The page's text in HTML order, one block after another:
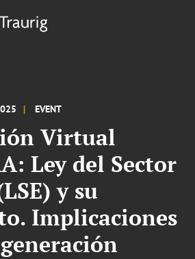
EVENT
Virtual
Ley del Sector
y su
Implicaciones